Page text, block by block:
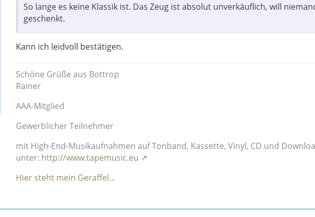
So lange es keine Klassik ist. Das Zeug ist absolut unverkäuflich, will
geschenkt.
Kann ich leidvoll bestätigen.
Schöne Grüße aus Bottrop
Rainer
AAA-Mitglied
Gewerblicher Teilnehmer
mit High-End-Musikaufnahmen auf Tonband, Kassette, Vinyl, CD und
unter: http://www.tapemusic.eu
Hier steht mein Geraffel...